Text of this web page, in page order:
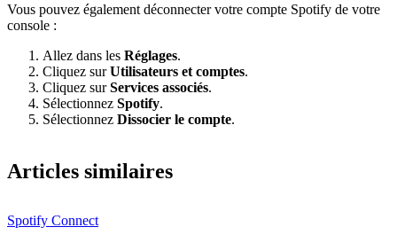
Vous pouvez également déconnecter votre compte Spotify de votre
console :
Allez dans les Réglages.
Cliquez surUtilisateurs et comptes.
Cliquez surServices associés.
Sélectionnez Spotify.
Sélectionnez Dissocier le compte.
Articles similaires
Spotify Connect